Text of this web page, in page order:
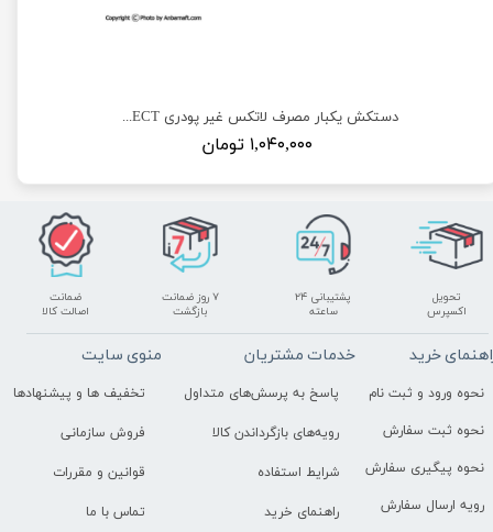
دستکش یکبار مصرف لاتکس غیر پودری OP-PERFECT- سایز متوسط
۱,۰۴۰,۰۰۰ تومان
تحویل
اکسپرس
پشتیبانی ۲۴
ساعته
۷ روز ضمانت
بازگشت
ضمانت
اصالت کالا
خرید
نحوه ورود و ثبت نام
نحوه ثبت سفارش
نحوه پیگیری سفارش
رویه ارسال سفارش
خدمات مشتریان
پاسخ به پرسش‌های متداول
رویه‌های بازگرداندن کالا
شرایط استفاده
راهنمای خرید
منوی سایت
تخفیف ها و پیشنهادها
فروش سازمانی
قوانین و مقررات
تماس با ما